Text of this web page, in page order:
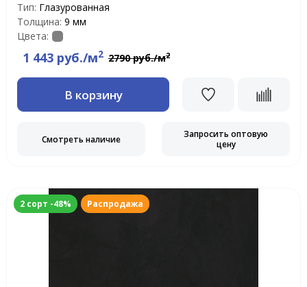
Тип: Глазурованная
Толщина: 9 мм
Цвета:
1 443 руб./м2 2790 руб./м2
В корзину
Смотреть наличие
Запросить оптовую
цену
2 сорт -48% Распродажа